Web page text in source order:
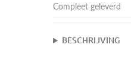
Compleet geleverd
BESCHRIJVING